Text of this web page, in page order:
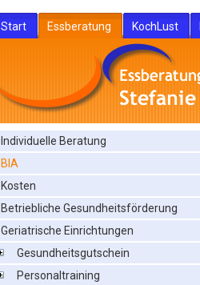
Start Essberatung KochLust
Individuelle Beratung
BIA
Kosten
Betriebliche Gesundheitsförderung
Geriatrische Einrichtungen
Gesundheitsgutschein
Personaltraining